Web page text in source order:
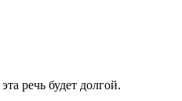
речь будет долгой.